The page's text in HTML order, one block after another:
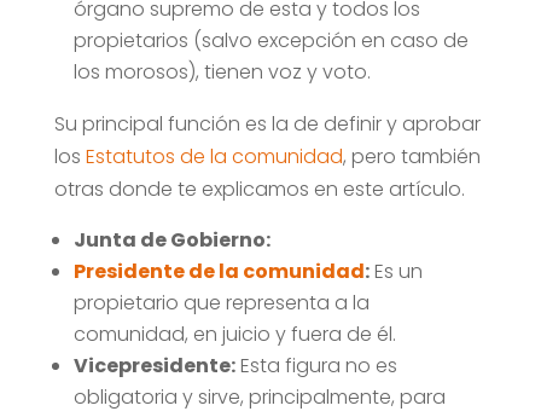
órgano supremo de esta y todos los
propietarios (salvo excepción en caso de
los morosos), tienen voz y voto.
Su principal función es la de definir y aprobar
los Estatutos de la comunidad, pero también
otras donde te explicamos en este artículo.
Junta de Gobierno:
Presidente de la comunidad:Es un
propietario que representa a la
comunidad, en juicio y fuera de él.
Vicepresidente:Esta figura no es
obligatoria y sirve, principalmente, para